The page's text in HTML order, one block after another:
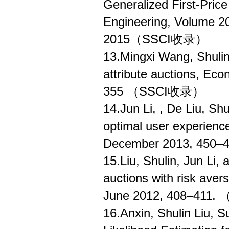
Generalized First-
Engineering, Volume
2015（SSCI收录）
13.Mingxi Wang,
attribute auctions,
355 （SSCI收录）
14.Jun Li, , De Liu,
optimal user
December 2013,
15.Liu, Shulin, Jun Li,
auctions with risk
June 2012, 408–411.
16.Anxin, Shulin Liu,